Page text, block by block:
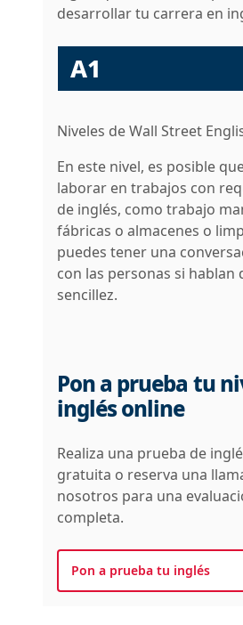
desarrollar tu carrera en
A1
Niveles de Wall Street
En este nivel, es posible
laborar en trabajos con
de inglés, como trabajo
fábricas o almacenes o
puedes tener una
con las personas si hablan
sencillez.
Pon a prueba tu
inglés online
Realiza una prueba de
gratuita o reserva una
nosotros para una
completa.
Pon a prueba tu inglés